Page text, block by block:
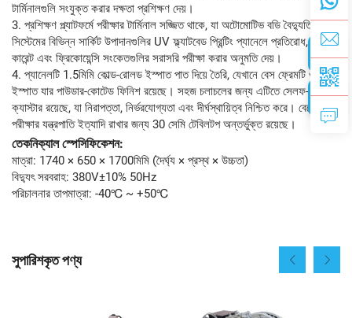
টার্মিনালগুলি সংযুক্ত করার দক্ষতা প্রশিক্ষণ দেয়।
3. প্রশিক্ষণ প্ল্যাটফর্মে পরীক্ষার টার্মিনাল সজ্জিত থাকে, যা অটোমোটিভ বডি বৈদ্যুতিক
সিস্টেমের বিভিন্ন সার্কিট উপাদানগুলির UV ফ্ল্যাটবেড প্রিন্টিং প্যানেলে প্রতিরোধ, ভোল্টেজ,
কারেন্ট এবং ফ্রিকোয়েন্সি সংকেতগুলির সরাসরি পরীক্ষা করার অনুমতি দেয়।
4. প্যানেলটি 1.5মিমি কোল্ড-রোলড ইস্পাত পাত দিয়ে তৈরি, যেখানে বেস ফ্রেমটি ওয়েল্ডেড
ইস্পাত যার পাউডার-কোটেড ফিনিশ রয়েছে। সহজ চলাচলের জন্য এটিতে সেলফ-লকিং
ক্যাস্টার রয়েছে, যা নিরাপত্তা, নির্ভরযোগ্যতা এবং দীর্ঘস্থায়িত্ব নিশ্চিত করে। বেসে নথি,
পরীক্ষার যন্ত্রপাতি ইত্যাদি রাখার জন্য 30 সেমি টেবিলটপ অন্তর্ভুক্ত রয়েছে।
তেকনিক্যাল স্পেসিফিকেশন:
মাত্রা: 1740 × 650 × 1700মিমি (দৈর্ঘ্য × প্রস্থ × উচ্চতা)
বিদ্যুৎ সরবরাহ: 380V±10% 50Hz
পরিচালনার তাপমাত্রা: -40℃ ~ +50℃
সুপারিশকৃত পণ্য